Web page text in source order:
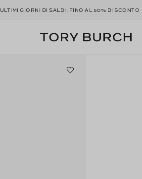
ULTIMI GIORNI DI SALDI: FINO AL 50% DI SCONTO